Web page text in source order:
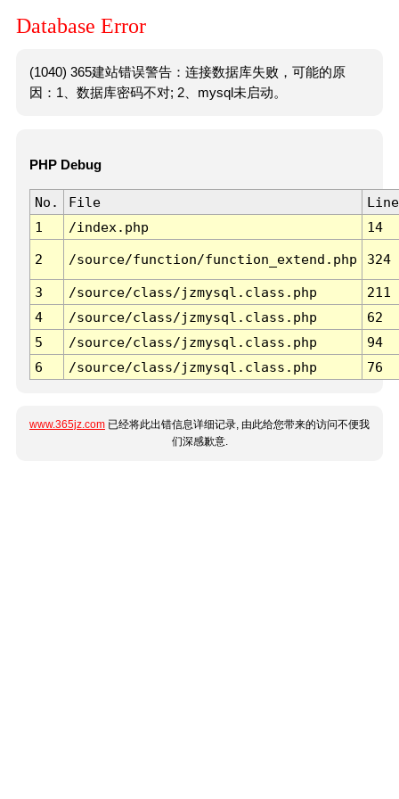
Database Error
(1040) 365建站错误警告：连接数据库失败，可能的原
因：1、数据库密码不对; 2、mysql未启动。
PHP Debug
No. File
Line
1
/index.php 14
2 /source/function/function_extend.php 324
3 /source/class/jzmysql.class.php
211
4
/source/class/jzmysql.class.php
62
5
/source/class/jzmysql.class.php
94
6
/source/class/jzmysql.class.php 76
www.365jz.com 已经将此出错信息详细记录, 由此给您带来的访问不便我
们深感歉意.